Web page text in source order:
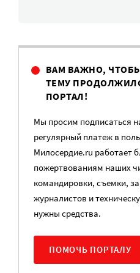
ВАМ ВАЖНО,
ТЕМУ
ПОРТАЛ!
Мы просим подписаться
регулярный платеж в
Милосердие.ru работает
пожертвованиям наших
командировки, съемки,
журналистов и
нужны средства.
ПОМОЧЬ ПОРТАЛУ